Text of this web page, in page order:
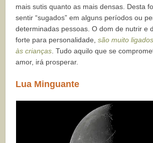
mais sutis quanto as mais densas. Desta
sentir “sugados” em alguns períodos ou
determinadas pessoas. O dom de nutrir e
forte para personalidade, são muito
às crianças. Tudo aquilo que se
amor, irá prosperar.
Lua Minguante